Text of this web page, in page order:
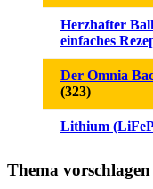
Herzhafter
einfaches
Der Omnia
(323)
Lithium
Thema vorschlagen